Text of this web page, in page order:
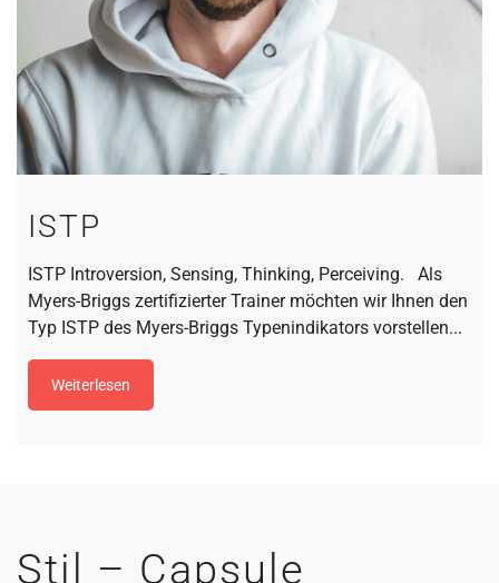
ISTP
ISTP Introversion, Sensing, Thinking, Perceiving. Als
Myers-Briggs zertifizierter Trainer möchten wir Ihnen den
Typ ISTP des Myers-Briggs Typenindikators vorstellen...
Weiterlesen
Stil – Capsule